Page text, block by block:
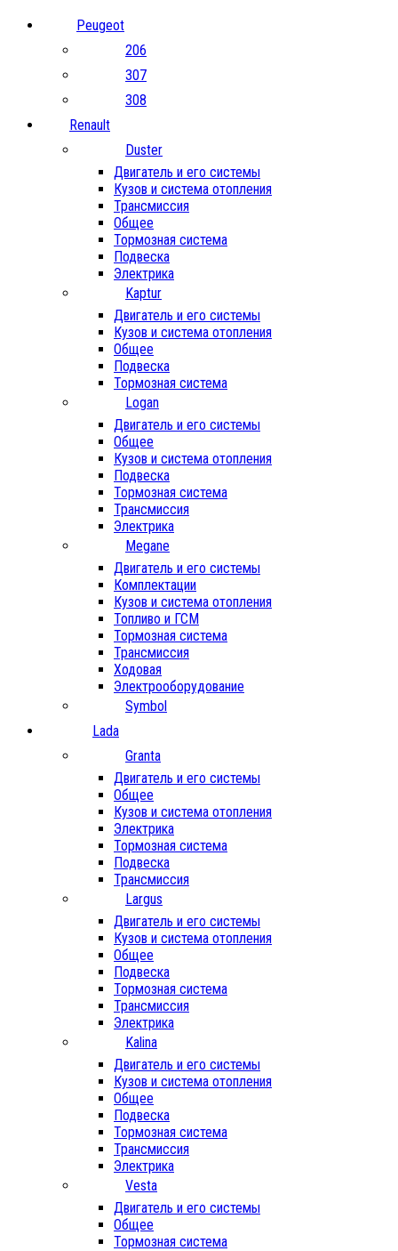
Peugeot
206
307
308
Renault
Duster
Двигатель и его системы
Кузов и система отопления
Трансмиссия
Общее
Тормозная система
Подвеска
Электрика
Kaptur
Двигатель и его системы
Кузов и система отопления
Общее
Подвеска
Тормозная система
Logan
Двигатель и его системы
Общее
Кузов и система отопления
Подвеска
Тормозная система
Трансмиссия
Электрика
Megane
Двигатель и его системы
Комплектации
Кузов и система отопления
Топливо и ГСМ
Тормозная система
Трансмиссия
Ходовая
Электрооборудование
Symbol
Lada
Granta
Двигатель и его системы
Общее
Кузов и система отопления
Электрика
Тормозная система
Подвеска
Трансмиссия
Largus
Двигатель и его системы
Кузов и система отопления
Общее
Подвеска
Тормозная система
Трансмиссия
Электрика
Kalina
Двигатель и его системы
Кузов и система отопления
Общее
Подвеска
Тормозная система
Трансмиссия
Электрика
Vesta
Двигатель и его системы
Общее
Тормозная система